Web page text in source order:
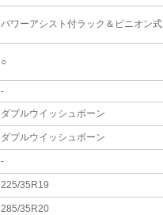
パワーアシスト付ラック＆ピニオン式
○
-
ダブルウイッシュボーン
ダブルウイッシュボーン
-
225/35R19
285/35R20